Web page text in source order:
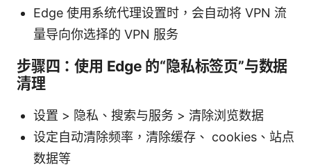
Edge 使用系统代理设置时，会自动将 VPN 流
量导向你选择的 VPN 服务
步骤四：使用 Edge 的“隐私标签页”与数据
清理
设置 > 隐私、搜索与服务 > 清除浏览数据
设定自动清除频率，清除缓存、 cookies、站点
数据等